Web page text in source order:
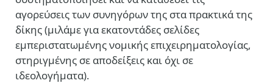
αγορεύσεις των συνηγόρων της στα πρακτικά της
δίκης (μιλάμε για εκατοντάδες σελίδες
εμπεριστατωμένης νομικής επιχειρηματολογίας,
στηριγμένης σε αποδείξεις και όχι σε
ιδεολογήματα).